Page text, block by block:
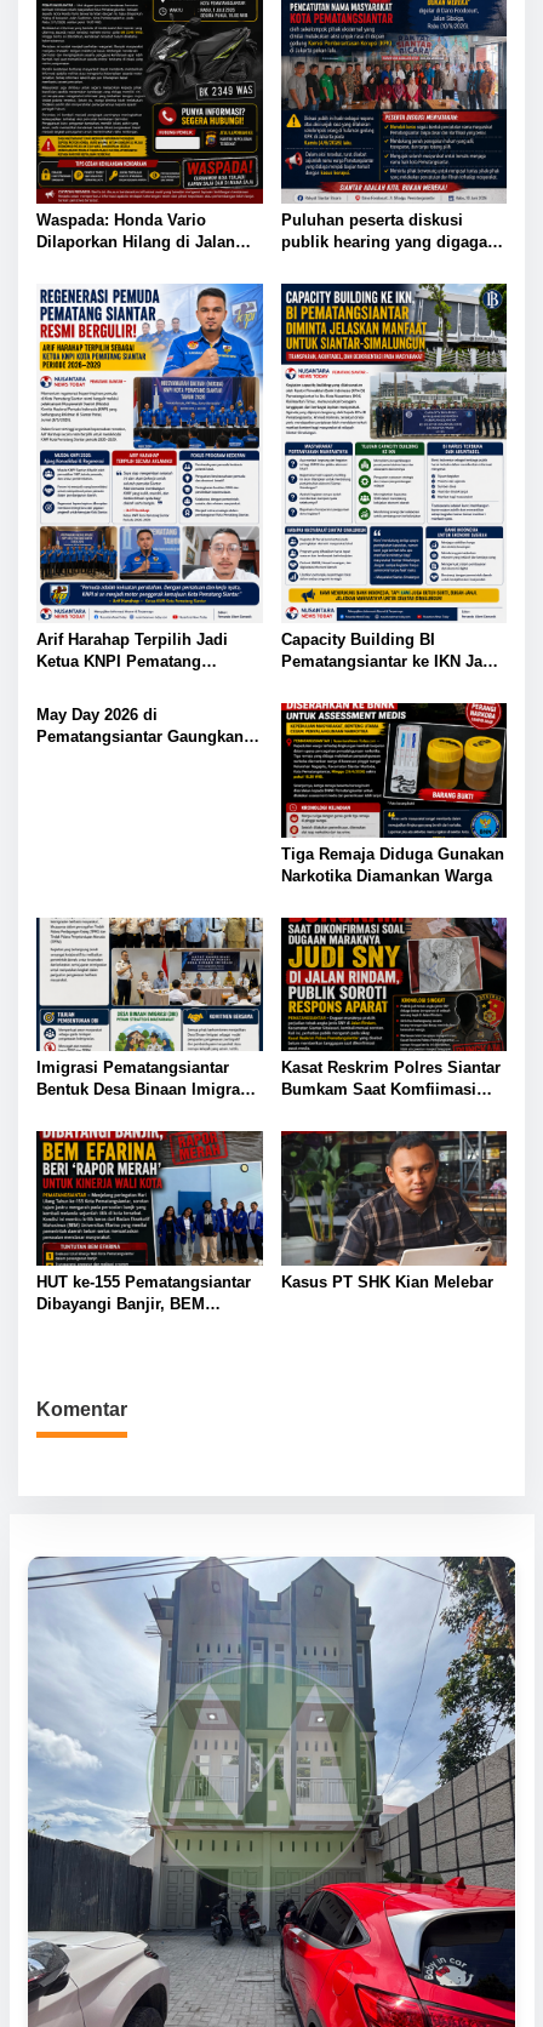
Waspada: Honda Vario
Dilaporkan Hilang di Jalan
Masyarakat Diimbau Berhati-
hati
Puluhan peserta diskusi
publik hearing yang digagas
Arif Harahap Terpilih Jadi
Ketua KNPI Pematang
Gandeng Tangan Demi
Kemajuan
Capacity Building BI
Pematangsiantar ke IKN Jadi
Pentingnya Efisiensi
Anggaran
May Day 2026 di
Pematangsiantar Gaungkan
Tiga Remaja Diduga Gunakan
Narkotika Diamankan Warga
Imigrasi Pematangsiantar
Bentuk Desa Binaan Imigrasi
Kasat Reskrim Polres Siantar
Bumkam Saat Komfiimasi
Pematangsianțar di Jalan
Rindam
HUT ke-155 Pematangsiantar
Dibayangi Banjir, BEM
Kasus PT SHK Kian Melebar
Komentar